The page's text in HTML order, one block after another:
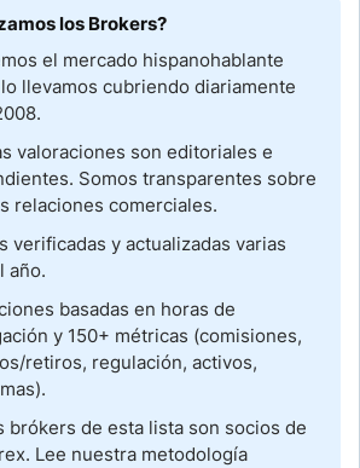
los Brokers?
el mercado hispanohablante
llevamos cubriendo diariamente
valoraciones son editoriales e
Somos transparentes sobre
relaciones comerciales.
verificadas y actualizadas varias
año.
basadas en horas de
y 150+ métricas (comisiones,
retiros, regulación, activos,
brókers de esta lista son socios de
Lee nuestra metodología